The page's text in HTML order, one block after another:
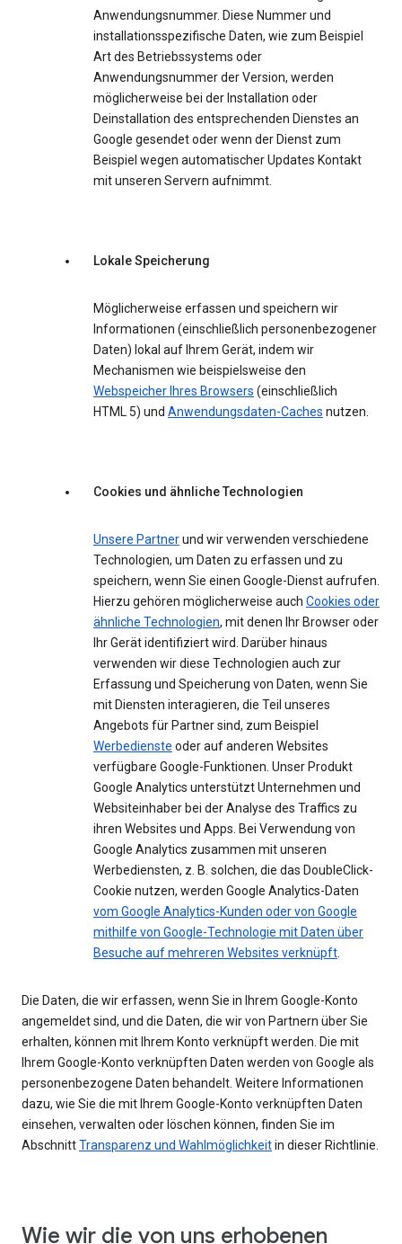
Anwendungsnummer. Diese Nummer und
installationsspezifische Daten, wie zum Beispiel
Art des Betriebssystems oder
Anwendungsnummer der Version, werden
möglicherweise bei der Installation oder
Deinstallation des entsprechenden Dienstes an
Google gesendet oder wenn der Dienst zum
Beispiel wegen automatischer Updates Kontakt
mit unseren Servern aufnimmt.
Lokale Speicherung
Möglicherweise erfassen und speichern wir
Informationen (einschließlich personenbezogener
Daten) lokal auf Ihrem Gerät, indem wir
Mechanismen wie beispielsweise den
Webspeicher Ihres Browsers (einschließlich
HTML 5) und Anwendungsdaten-Caches nutzen.
Cookies und ähnliche Technologien
Unsere Partnerund wir verwenden verschiedene
Technologien, um Daten zu erfassen und zu
speichern, wenn Sie einen Google-Dienst aufrufen.
Hierzu gehören möglicherweise auch Cookies oder
ähnliche Technologien, mit denen Ihr Browser oder
Ihr Gerät identifiziert wird. Darüber hinaus
verwenden wir diese Technologien auch zur
Erfassung und Speicherung von Daten, wenn Sie
mit Diensten interagieren, die Teil unseres
Angebots für Partner sind, zum Beispiel
Werbedienste oder auf anderen Websites
verfügbare Google-Funktionen. Unser Produkt
Google Analytics unterstützt Unternehmen und
Websiteinhaber bei der Analyse des Traffics zu
ihren Websites und Apps. Bei Verwendung von
Google Analytics zusammen mit unseren
Werbediensten, z. B. solchen, die das DoubleClick-
Cookie nutzen, werden Google Analytics-Daten
vom Google Analytics-Kunden oder von Google
mithilfe von Google-Technologie mit Daten über
Besuche auf mehreren Websites verknüpft.
Die Daten, die wir erfassen, wenn Sie in Ihrem Google-Konto
angemeldet sind, und die Daten, die wir von Partnern über Sie
erhalten, können mit Ihrem Konto verknüpft werden. Die mit
Ihrem Google-Konto verknüpften Daten werden von Google als
personenbezogene Daten behandelt. Weitere Informationen
dazu, wie Sie die mit Ihrem Google-Konto verknüpften Daten
einsehen, verwalten oder löschen können, finden Sie im
AbschnittTransparenz und Wahlmöglichkeitin dieser Richtlinie.
Wie wir die von uns erhobenen